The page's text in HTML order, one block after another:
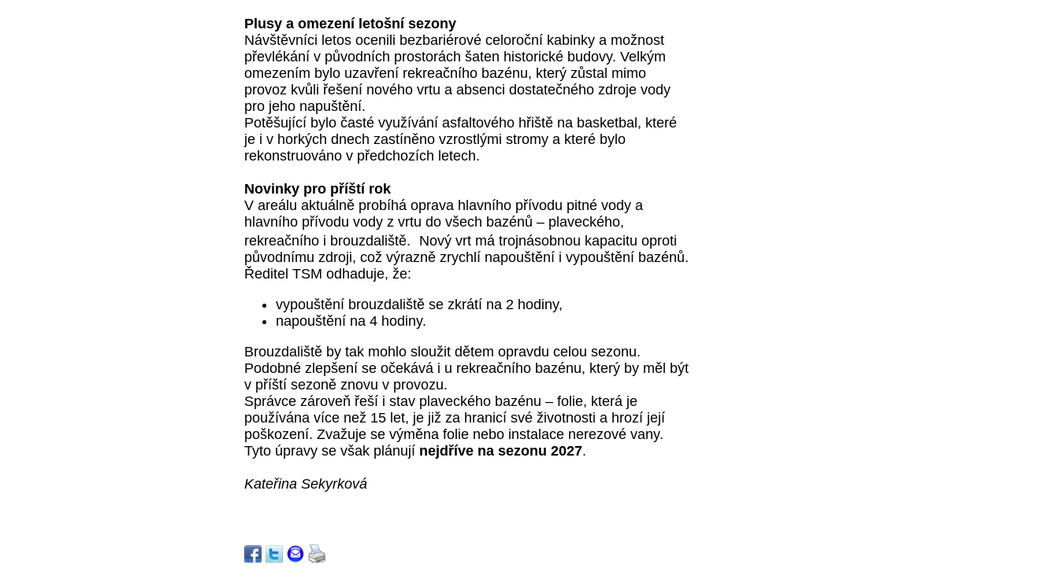
Plusy a omezení letošní sezony
Návštěvníci letos ocenili bezbariérové celoroční kabinky a možnost
převlékání v původních prostorách šaten historické budovy. Velkým
omezením bylo uzavření rekreačního bazénu, který zůstal mimo
provoz kvůli řešení nového vrtu a absenci dostatečného zdroje vody
pro jeho napuštění.
Potěšující bylo časté využívání asfaltového hřiště na basketbal, které
je i v horkých dnech zastíněno vzrostlými stromy a které bylo
rekonstruováno v předchozích letech.
Novinky pro příští rok
V areálu aktuálně probíhá oprava hlavního přívodu pitné vody a
hlavního přívodu vody z vrtu do všech bazénů – plaveckého,
rekreačního i brouzdaliště. Nový vrt má trojnásobnou kapacitu oproti
původnímu zdroji, což výrazně zrychlí napouštění i vypouštění bazénů.
Ředitel TSM odhaduje, že:
vypouštění brouzdaliště se zkrátí na 2 hodiny,
napouštění na 4 hodiny.
Brouzdaliště by tak mohlo sloužit dětem opravdu celou sezonu.
Podobné zlepšení se očekává i u rekreačního bazénu, který by měl být
v příští sezoně znovu v provozu.
Správce zároveň řeší i stav plaveckého bazénu – folie, která je
používána více než 15 let, je již za hranicí své životnosti a hrozí její
poškození. Zvažuje se výměna folie nebo instalace nerezové vany.
Tyto úpravy se však plánují nejdříve na sezonu 2027.
Kateřina Sekyrková